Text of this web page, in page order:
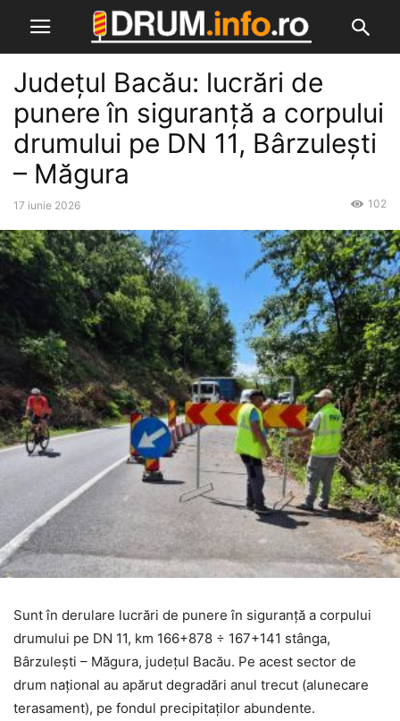
Județul Bacău: lucrări de
punere în siguranță a corpului
drumului pe DN 11, Bârzulești
– Măgura
17 iunie 2026 102
Sunt în derulare lucrări de punere în siguranță a corpului
drumului pe DN 11, km 166+878 ÷ 167+141 stânga,
Bârzulești – Măgura, județul Bacău. Pe acest sector de
drum național au apărut degradări anul trecut (alunecare
terasament), pe fondul precipitaților abundente.